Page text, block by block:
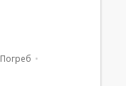
Погреб